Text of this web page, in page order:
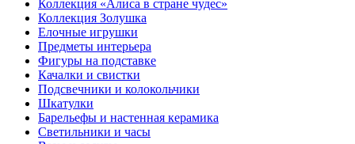
Коллекция «Алиса в стране чудес»
Коллекция Золушка
Елочные игрушки
Предметы интерьера
Фигуры на подставке
Качалки и свистки
Подсвечники и колокольчики
Шкатулки
Барельефы и настенная керамика
Светильники и часы